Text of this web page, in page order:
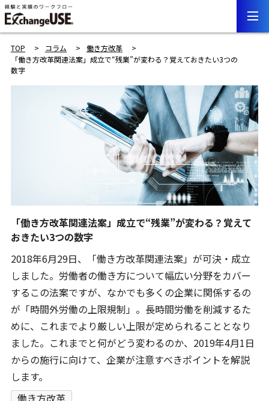
TOP コラム
働き方改革
「働き方改革関連法案」成立で“残業”が変わる？覚えておきたい3つの
数字
「働き方改革関連法案」成立で“残業”が変わる？覚えて
おきたい3つの数字
2018年6月29日、「働き方改革関連法案」が可決・成立
しました。労働者の働き方について幅広い分野をカバー
するこの法案ですが、なかでも多くの企業に関係するの
が「時間外労働の上限規制」。長時間労働を削減するた
めに、これまでより厳しい上限が定められることとなり
ました。これまでと何がどう変わるのか、2019年4月1日
からの施行に向けて、企業が注意すべきポイントを解説
します。